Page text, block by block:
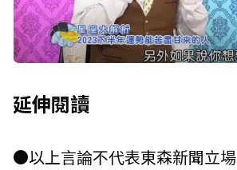
延伸閱讀
●以上言論不代表東森新聞立場